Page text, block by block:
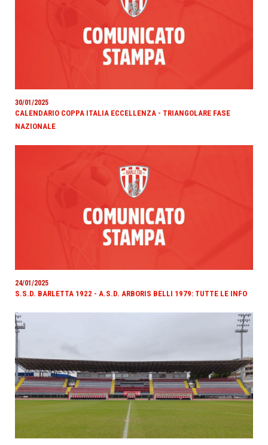
30/01/2025
CALENDARIO COPPA ITALIA ECCELLENZA - TRIANGOLARE FASE
NAZIONALE
24/01/2025
S.S.D. BARLETTA 1922 - A.S.D. ARBORIS BELLI 1979: TUTTE LE INFO